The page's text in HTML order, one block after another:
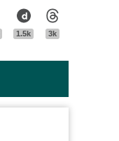
YoutubeDailymotion
1.5k 3k